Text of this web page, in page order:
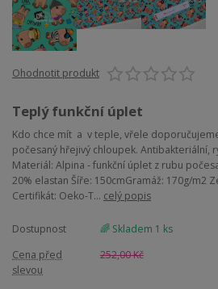
Ohodnotit produkt
Teplý funkční úplet
Kdo chce mít a v teple, vřele
počesaný hřejivý chloupek. Antibakteriální,
Materiál: Alpina - funkční úplet z rubu
20% elastan Šíře: 150cmGramáž: 170g/m2
Certifikát: Oeko-T... celý popis
Dostupnost
🌈 Skladem 1 ks
Cena před
slevou
252,00 Kč